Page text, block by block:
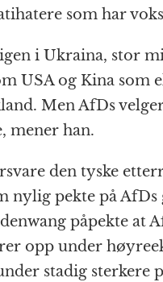
som har
i Ukraina, stor
USA og Kina som
Men AfDs
mener han.
den tyske
nylig pekte på
påpekte at
opp under
stadig sterkere